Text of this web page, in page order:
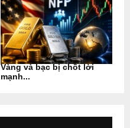
Vàng và bạc bị chốt lời
mạnh...